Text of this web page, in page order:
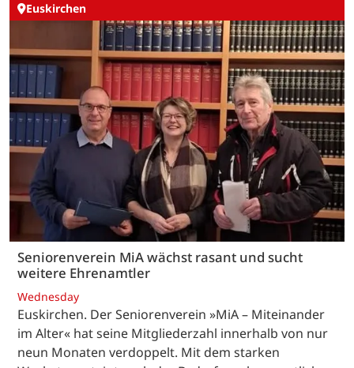
Euskirchen
Seniorenverein MiA wächst rasant und sucht
weitere Ehrenamtler
Wednesday
Euskirchen. Der Seniorenverein »MiA – Miteinander
im Alter« hat seine Mitgliederzahl innerhalb von nur
neun Monaten verdoppelt. Mit dem starken